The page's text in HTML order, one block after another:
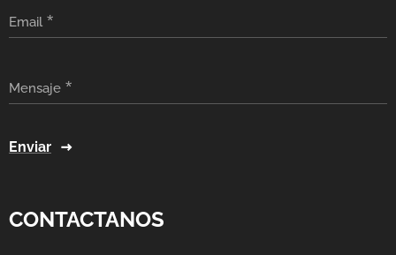
Email
Mensaje
Enviar
CONTACTANOS